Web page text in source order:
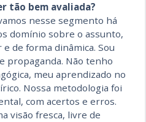
tão bem avaliada?
nesse segmento há
domínio sobre o assunto,
de forma dinâmica. Sou
propaganda. Não tenho
meu aprendizado no
Nossa metodologia foi
com acertos e erros.
visão fresca, livre de